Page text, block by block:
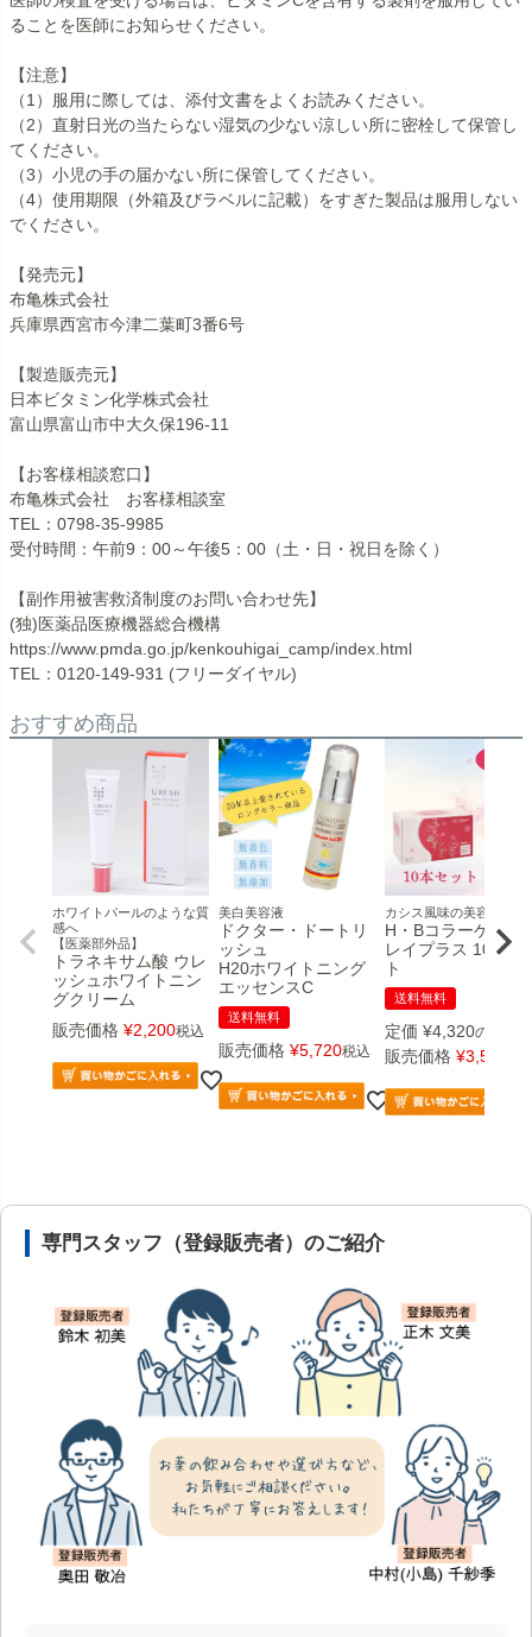
ることを医師にお知らせください。
【注意】
（1）服用に際しては、添付文書をよくお読みください。
（2）直射日光の当たらない湿気の少ない涼しい所に密栓して保管し
てください。
（3）小児の手の届かない所に保管してください。
（4）使用期限（外箱及びラベルに記載）をすぎた製品は服用しない
でください。
【発売元】
布亀株式会社
兵庫県西宮市今津二葉町3番6号
【製造販売元】
日本ビタミン化学株式会社
富山県富山市中大久保196-11
【お客様相談窓口】
布亀株式会社 お客様相談室
TEL：0798-35-9985
受付時間：午前9：00～午後5：00（土・日・祝日を除く）
【副作用被害救済制度のお問い合わせ先】
(独)医薬品医療機器総合機構
https://www.pmda.go.jp/kenkouhigai_camp/index.html
TEL：0120-149-931 (フリーダイヤル)
おすすめ商品
ホワイトパールのような質
感へ
【医薬部外品】
トラネキサム酸 ウレ
ッシュホワイトニン
グクリーム
販売価格 ¥2,200税込
美白美容液
ドクター・ドートリ
ッシュ
H20ホワイトニング
エッセンスC
送料無料
販売価格 ¥5,720税込
カシス風味の美容ドリン
H・Bコラーゲン
レイプラス 10本セ
ト
送料無料
定価 ¥4,320のところ
販売価格 ¥3,564
専門スタッフ（登録販売者）のご紹介